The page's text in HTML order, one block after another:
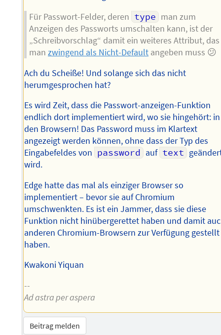
Für Passwort-Felder, deren type man zum
Anzeigen des Passworts umschalten kann, ist der
„Schreibvorschlag“ damit ein weiteres Attribut, das
manzwingend als Nicht-Default angeben muss 😕
Ach du Scheiße! Und solange sich das nicht
herumgesprochen hat?
Es wird Zeit, dass die Passwort-anzeigen-Funktion
endlich dort implementiert wird, wo sie hingehört: in
den Browsern! Das Password muss im Klartext
angezeigt werden können, ohne dass der Typ des
Eingabefeldes von password auf text
wird.
Edge hatte das mal als einziger Browser so
implementiert – bevor sie auf Chromium
umschwenkten. Es ist ein Jammer, dass sie diese
Funktion nicht hinübergerettet haben und damit
anderen Chromium-Browsern zur Verfügung gestellt
haben.
Kwakoni Yiquan
--
Ad astra per aspera
Beitrag melden